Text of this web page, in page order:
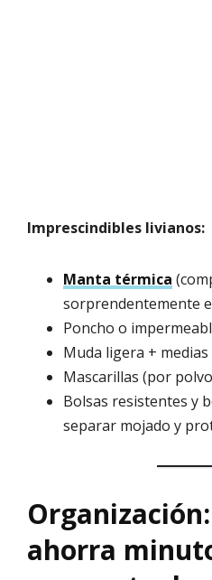
Imprescindibles livianos:
Manta térmica
sorprendentemente
Poncho o
Muda ligera +
Mascarillas (por
Bolsas resistentes y
separar mojado y
ahorra